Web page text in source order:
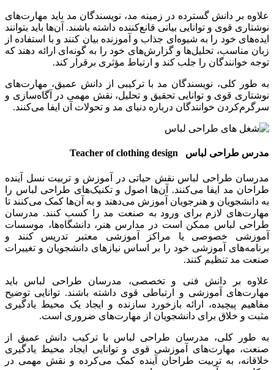
علاوه بر دانش گسترده در زمینه مد، نویسندگان مد باید مهارت‌های
نوشتاری قوی و توانایی بیانی قانع‌کننده داشته باشند. آن‌ها باید بتوانند
ایده‌های خود را به شیوه‌ای جذاب و آموزنده بیان کنند و با استفاده از
زبان مناسب، تحلیل‌ها و گزارش‌های خود را به گونه‌ای ارائه دهند که
توجه خوانندگان را جلب کند و ارتباط مؤثری برقرار کند.
به طور کلی، نویسندگان مد با ترکیبی از دانش عمیق، مهارت‌های
نوشتاری قوی و توانایی تحقیق و تحلیل، نقش مهمی در آگاه‌سازی و
سرگرم‌کردن خوانندگان درباره دنیای مد و تحولات آن ایفا می‌کنند.
مدرس طراحی لباس Teacher of clothing design
مدرسان طراحی لباس نقش حیاتی در آموزش و تربیت نسل آینده
طراحان مد ایفا می‌کنند. آن‌ها اصول و تکنیک‌های طراحی لباس را
به دانشجویان و هنرجویان آموزش می‌دهند و به آن‌ها کمک می‌کنند تا
مهارت‌های لازم برای ورود به صنعت مد را کسب کنند. مدرسان
طراحی لباس ممکن است در مدارس هنر، دانشگاه‌ها، موسسات
آموزشی خصوصی یا مراکز آموزشی معتبر تدریس کنند و
برنامه‌های آموزشی خود را بر اساس نیازهای دانشجویان و تغییرات
صنعت مد تنظیم کنند.
علاوه بر دانش فنی و تخصصی، مدرسان طراحی لباس باید
مهارت‌های آموزشی و ارتباطی قوی داشته باشند. توانایی توضیح
مفاهیم پیچیده، ارائه بازخورد سازنده و ایجاد یک محیط یادگیری
مثبت و خلاق برای دانشجویان از مهارت‌های ضروری است.
به طور کلی، مدرسان طراحی لباس با ترکیب دانش عمیق از
صنعت، مهارت‌های آموزشی قوی و توانایی ایجاد محیط یادگیری
خلاقانه، به تربیت طراحان آینده کمک می‌کرده و نقش مهمی در